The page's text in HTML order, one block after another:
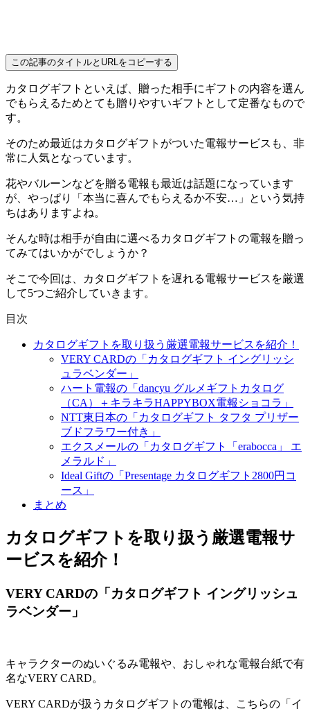
この記事のタイトルとURLをコピーする
カタログギフトといえば、 贈った相手にギフトの内容を選ん
でもらえるためとても贈りやすいギフトとして定番なもので
す。
そのため最近はカタログギフトがついた電報サービスも、非
常に人気となっています。
花やバルーンなどを贈る電報も最近は話題になっています
が、やっぱり
「本当に喜んでもらえるか不安…」
という気持
ちはありますよね。
そんな時は相手が自由に選べるカタログギフトの電報を贈っ
てみてはいかがでしょうか？
そこで今回は、カタログギフトを遅れる電報サービスを厳選
して5つご紹介していきます。
目次
カタログギフトを取り扱う厳選電報サービスを紹介！
VERY CARDの「カタログギフト イングリッシ
ュラベンダー」
ハート電報の「dancyu グルメギフトカタログ
（CA）＋キラキラHAPPYBOX電報ショコラ」
NTT東日本の「カタログギフト タフタ プリザー
ブドフラワー付き」
エクスメールの「カタログギフト「erabocca」 エ
メラルド」
Ideal Giftの「Presentage カタログギフト2800円コ
ース」
まとめ
カタログギフトを取り扱う厳選電報サ
ービスを紹介！
VERY CARDの「カタログギフト イングリッシュ
ラベンダー」
キャラクターのぬいぐるみ電報や、おしゃれな電報台紙で有
名なVERY CARD。
VERY CARDが扱うカタログギフトの電報は、こちらの「イ